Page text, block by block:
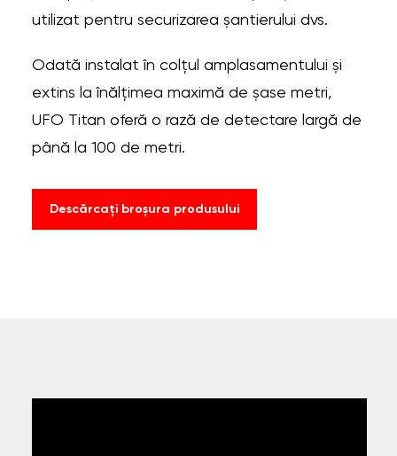
utilizat pentru securizarea șantierului dvs.
Odată instalat în colțul amplasamentului și
extins la înălțimea maximă de șase metri,
UFO Titan oferă o rază de detectare largă de
până la 100 de metri.
Descărcați broșura produsului